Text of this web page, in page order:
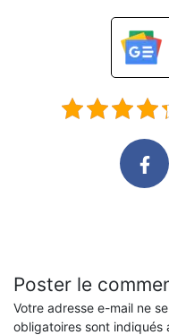
Poster le
Votre adresse e-mail ne
obligatoires sont indiqués